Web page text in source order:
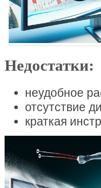
Недостатки:
неудобное
отсутствие
краткая